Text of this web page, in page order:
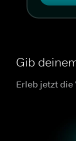
Gib
Erleb jetzt die